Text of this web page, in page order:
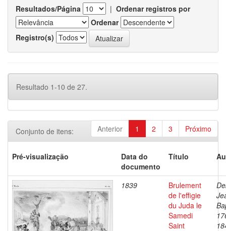
Resultados/Página | Ordenar registros por
Ordenar
Registro(s)
Resultado 1-10 de 27.
Anterior 1 2 3 Próximo
Conjunto de itens:
Pré-visualização
Data do
documento
Título
1839
Brulement
de l'effigie
du Juda le
Samedi
Saint